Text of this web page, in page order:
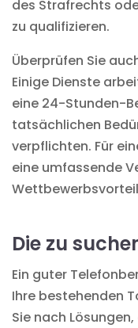
des Strafrechts
zu qualifizieren.
Überprüfen Sie
Einige Dienste
eine 24-Stunden-
tatsächlichen
verpflichten. Für
eine umfassende
Die zu
Ein guter
Ihre bestehenden
Sie nach